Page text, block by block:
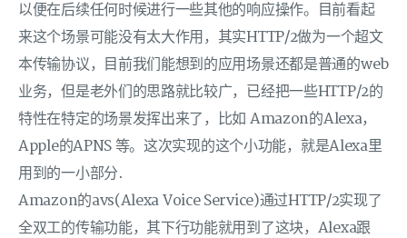
以便在后续任何时候进行一些其他的响应操作。目前看起
来这个场景可能没有太大作用，其实HTTP/2做为一个超文
本传输协议，目前我们能想到的应用场景还都是普通的web
业务，但是老外们的思路就比较广，已经把一些HTTP/2的
特性在特定的场景发挥出来了，比如 Amazon的Alexa，
Apple的APNS 等。这次实现的这个小功能，就是Alexa里
用到的一小部分.
Amazon的avs(Alexa Voice Service)通过HTTP/2实现了
全双工的传输功能，其下行功能就用到了这块，Alexa跟